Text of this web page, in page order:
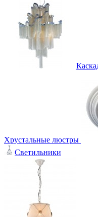
Хрустальные люстры
Светильники